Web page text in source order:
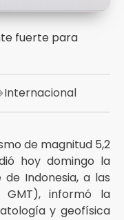
fuerte para
Internacional
de magnitud 5,2
hoy domingo la
Indonesia, a las
GMT), informó la
y geofísica